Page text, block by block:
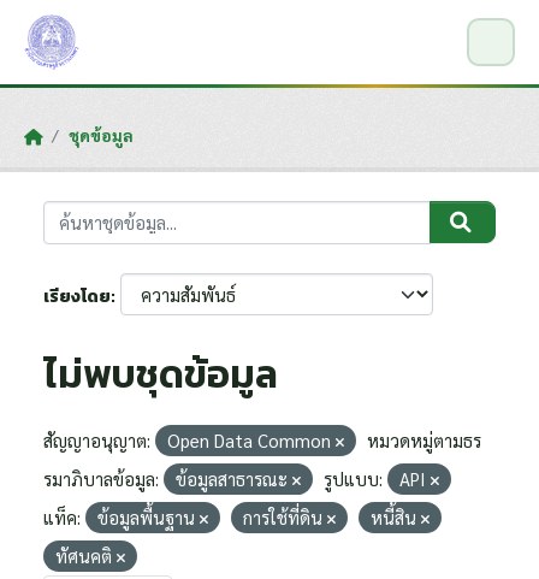
Skip to main content
ชุดข้อมูล
เรียงโดย
ไม่พบชุดข้อมูล
สัญญาอนุญาต: Open Data Common
หมวดหมู่ตามธร
รมาภิบาลข้อมูล:
ข้อมูลสาธารณะ รูปแบบ:
API
แท็ค:
ข้อมูลพื้นฐาน การใช้ที่ดิน
หนี้สิน
ทัศนคติ